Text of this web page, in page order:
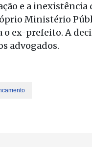
e a
Ministério
ex-prefeito. A
advogados.